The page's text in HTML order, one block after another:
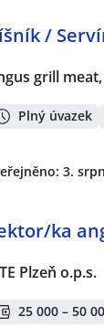
/
grill
Plný úvazek
3.
ka
Plzeň o.p.s.
25 000 – 50